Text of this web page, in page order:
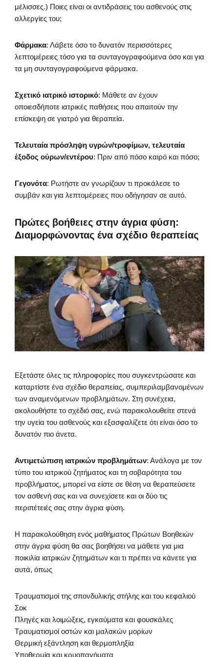
μέλισσες.) Ποιες είναι οι αντιδράσεις του ασθενούς στις
αλλεργίες του;
Φάρμακα: Λάβετε όσο το δυνατόν περισσότερες
λεπτομέρειες τόσο για τα συνταγογραφούμενα όσο και για
τα μη συνταγογραφούμενα φάρμακα.
Σχετικό ιατρικό ιστορικό: Μάθετε αν έχουν
οποιεσδήποτε ιατρικές παθήσεις που απαιτούν την
επίσκεψη σε γιατρό για θεραπεία.
Τελευταία πρόσληψη υγρών/τροφίμων, τελευταία
έξοδος ούρων/εντέρου: Πριν από πόσο καιρό και πόσο;
Γεγονότα: Ρωτήστε αν γνωρίζουν τι προκάλεσε το
συμβάν και για λεπτομέρειες που οδήγησαν σε αυτό.
Πρώτες βοήθειες στην άγρια φύση:
Διαμορφώνοντας ένα σχέδιο θεραπείας
Εξετάστε όλες τις πληροφορίες που συγκεντρώσατε και
καταρτίστε ένα σχέδιο θεραπείας, συμπεριλαμβανομένων
των αναμενόμενων προβλημάτων. Στη συνέχεια,
ακολουθήστε το σχέδιό σας, ενώ παρακολουθείτε στενά
την υγεία του ασθενούς και εξασφαλίζετε ότι είναι όσο το
δυνατόν πιο άνετα.
Αντιμετώπιση ιατρικών προβλημάτων: Ανάλογα με τον
τύπο του ιατρικού ζητήματος και τη σοβαρότητα του
προβλήματος, μπορεί να είστε σε θέση να θεραπεύσετε
τον ασθενή σας και να συνεχίσετε και οι δύο τις
περιπέτειές σας στην άγρια φύση.
Η παρακολούθηση ενός μαθήματος Πρώτων Βοηθειών
στην άγρια φύση θα σας βοηθήσει να μάθετε για μια
ποικιλία ιατρικών ζητημάτων και τι πρέπει να κάνετε για
αυτά, όπως
Τραυματισμοί της σπονδυλικής στήλης και του κεφαλιού
Σοκ
Πληγές και λοιμώξεις, εγκαύματα και φουσκάλες
Τραυματισμοί οστών και μαλακών μορίων
Θερμική εξάντληση και θερμοπληξία
Υποθερμία και κρυοπαγήματα